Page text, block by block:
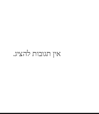
אין תגובות להציג.